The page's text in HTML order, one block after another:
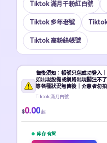
Tiktok 滿月千粉紅白號
Tiktok 多年老號
Tiktok 高粉絲帳號
售後須知：帳號只包成功登入｜
如出現設備或網路出現關注不了
等各種狀況無售後｜介意者勿拍
Tiktok 滿月白號
$0.00 起
库存 有货